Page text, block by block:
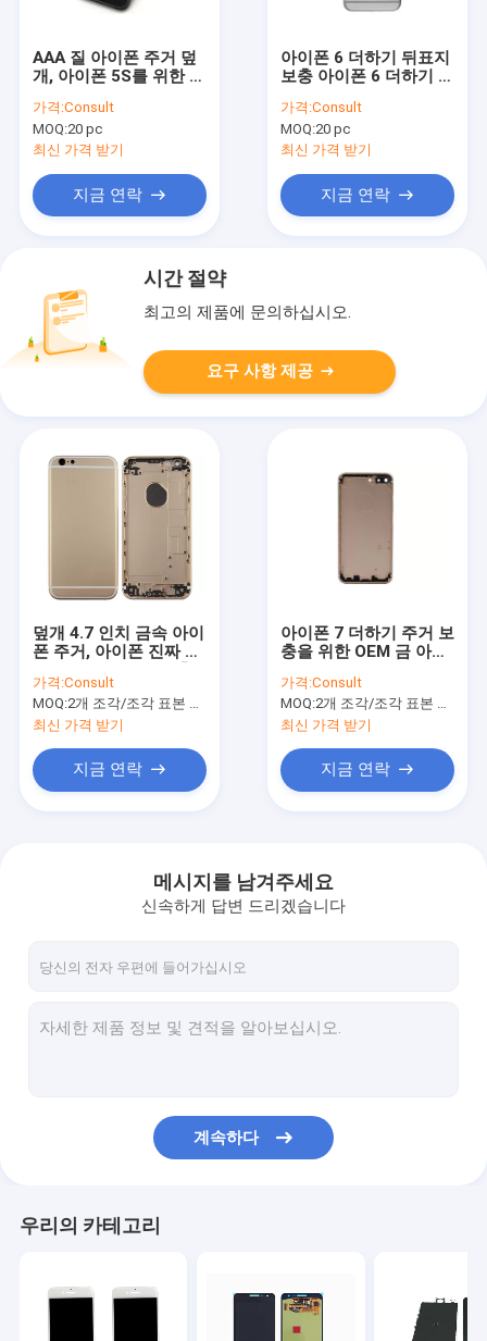
홈
회사 소개
AAA 질 아이폰 주거 덮
개, 아이폰 5S를 위한 아
가격:Consult
MOQ:20 pc
최신 가격 받기
지금 연락
아이폰 6 더하기 뒤표지
보충 아이폰 6 더하기 주
가격:Consult
MOQ:20 pc
최신 가격 받기
지금 연락
시간 절약
최고의 제품에 문의하십시오.
요구 사항 제공
덮개 4.7 인치 금속 아이
폰 주거, 아이폰 진짜 6
장비
가격:Consult
MOQ:2개 조각/조각 표본 순서는 받아들입니다 (Min. Order)
최신 가격 받기
지금 연락
아이폰 7 더하기 주거 보
충을 위한 OEM 금 아이
가격:Consult
MOQ:2개 조각/조각 표본 순서는 받아들입니다 (Min. Order)
최신 가격 받기
지금 연락
메시지를 남겨주세요
신속하게 답변 드리겠습니다
계속하다
우리의 카테고리